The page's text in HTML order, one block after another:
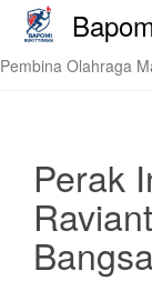
Pembina Olahraga
Perak